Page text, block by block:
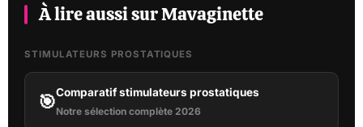
À lire aussi sur Mavaginette
STIMULATEURS PROSTATIQUES
🎯Comparatif stimulateurs prostatiques
Notre sélection complète 2026